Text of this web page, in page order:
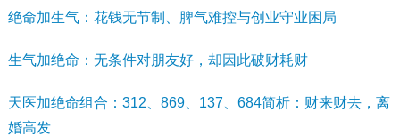
绝命加生气：花钱无节制、脾气难控与创业守业困局
生气加绝命：无条件对朋友好，却因此破财耗财
天医加绝命组合：312、869、137、684简析：财来财去，离
婚高发